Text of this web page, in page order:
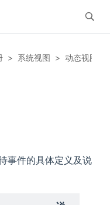
> 系统视图 > 动态视图
事件的具体定义及说